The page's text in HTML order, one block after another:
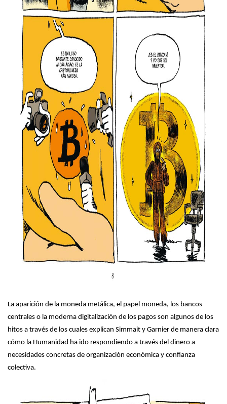
La aparición de la moneda metálica, el papel moneda, los bancos
centrales o la moderna digitalización de los pagos son algunos de los
hitos a través de los cuales explican Simmait y Garnier de manera clara
cómo la Humanidad ha ido respondiendo a través del dinero a
necesidades concretas de organización económica y confianza
colectiva.